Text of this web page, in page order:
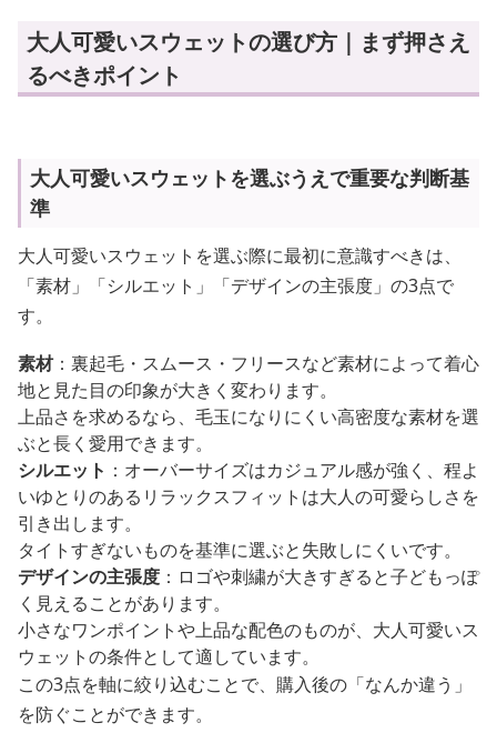
大人可愛いスウェットの選び方｜まず押さえ
るべきポイント
大人可愛いスウェットを選ぶうえで重要な判断基
準
大人可愛いスウェットを選ぶ際に最初に意識すべきは、
「素材」「シルエット」「デザインの主張度」の3点で
す。
素材：裏起毛・スムース・フリースなど素材によって着心
地と見た目の印象が大きく変わります。
上品さを求めるなら、毛玉になりにくい高密度な素材を選
ぶと長く愛用できます。
シルエット ：オーバーサイズはカジュアル感が強く、程よ
いゆとりのあるリラックスフィットは大人の可愛らしさを
引き出します。
タイトすぎないものを基準に選ぶと失敗しにくいです。
デザインの主張度 ：ロゴや刺繍が大きすぎると子どもっぽ
く見えることがあります。
小さなワンポイントや上品な配色のものが、大人可愛いス
ウェットの条件として適しています。
この3点を軸に絞り込むことで、購入後の「なんか違う」
を防ぐことができます。